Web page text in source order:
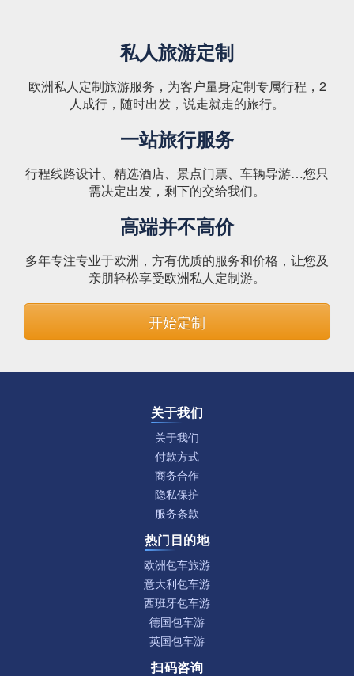
私人旅游定制
欧洲私人定制旅游服务，为客户量身定制专属行程，2
人成行，随时出发，说走就走的旅行。
一站旅行服务
行程线路设计、精选酒店、景点门票、车辆导游…您只
需决定出发，剩下的交给我们。
高端并不高价
多年专注专业于欧洲，方有优质的服务和价格，让您及
亲朋轻松享受欧洲私人定制游。
开始定制
关于我们
关于我们
付款方式
商务合作
隐私保护
服务条款
热门目的地
欧洲包车旅游
意大利包车游
西班牙包车游
德国包车游
英国包车游
扫码咨询